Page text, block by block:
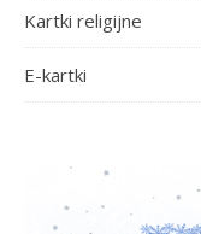
Kartki religijne
E-kartki